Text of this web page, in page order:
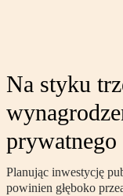
Na styku
prywatnego
Planując inwestycję
powinien głęboko